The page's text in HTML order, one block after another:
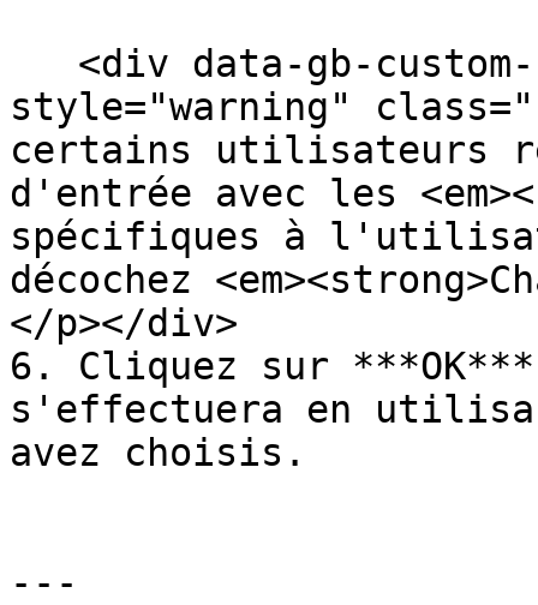
style="warning"
certains utilisateurs
d'entrée avec les
spécifiques à
décochez
</p></div>
6. Cliquez sur
s'effectuera en
avez choisis.
---